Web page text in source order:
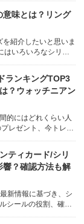
意味とは？リング
紹介したいと思いま
ランキングTOP3
？ウォッチニアン
的にはどれくらい人
レゼント、今トレン
ンドが世の中でどう
評価されているのか、気になりますよね。 /* Basic st...
ティカード/シリ
響？確認方法も解
新情報に基づき、シ
シールの役割、確認